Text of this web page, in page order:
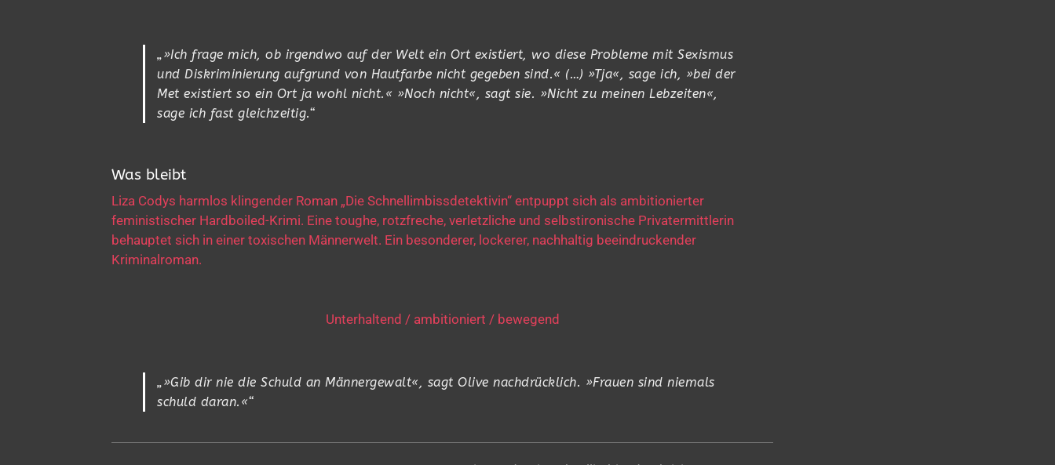
„»Ich frage mich, ob irgendwo auf der Welt ein Ort existiert, wo diese Probleme mit Sexismus
und Diskriminierung aufgrund von Hautfarbe nicht gegeben sind.« (…) »Tja«, sage ich, »bei der
Met existiert so ein Ort ja wohl nicht.« »Noch nicht«, sagt sie. »Nicht zu meinen Lebzeiten«,
sage ich fast gleichzeitig.“
Was bleibt
Liza Codys harmlos klingender Roman „Die Schnellimbissdetektivin“ entpuppt sich als ambitionierter
feministischer Hardboiled-Krimi. Eine toughe, rotzfreche, verletzliche und selbstironische Privatermittlerin
behauptet sich in einer toxischen Männerwelt. Ein besonderer, lockerer, nachhaltig beeindruckender
Kriminalroman.
Unterhaltend / ambitioniert / bewegend
„»Gib dir nie die Schuld an Männergewalt«, sagt Olive nachdrücklich. »Frauen sind niemals
schuld daran.«“